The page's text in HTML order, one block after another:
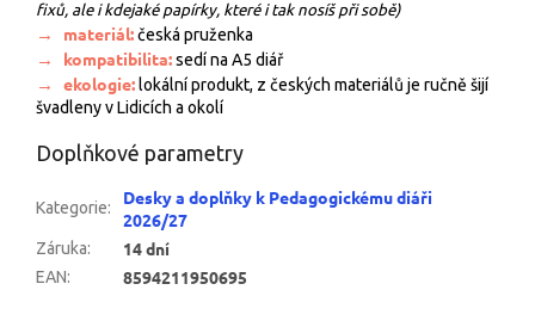
fixů, ale i kdejaké papírky, které i tak nosíš při sobě)
→ materiál:česká pruženka
→ kompatibilita:sedí na A5 diář
→ ekologie:lokální produkt, z českých materiálů je ručně šijí
švadleny v Lidicích a okolí
Doplňkové parametry
Kategorie:
Desky a doplňky k Pedagogickému diáři
2026/27
Záruka: 14 dní
EAN: 8594211950695